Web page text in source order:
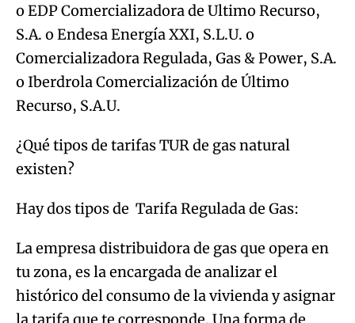
o EDP Comercializadora de Ultimo Recurso,
S.A. o Endesa Energía XXI, S.L.U. o
Comercializadora Regulada, Gas & Power, S.A.
o Iberdrola Comercialización de Último
Recurso, S.A.U.
¿Qué tipos de tarifas TUR de gas natural
existen?
Hay dos tipos de Tarifa Regulada de Gas:
La empresa distribuidora de gas que opera en
tu zona, es la encargada de analizar el
histórico del consumo de la vivienda y asignar
la tarifa que te corresponde. Una forma de